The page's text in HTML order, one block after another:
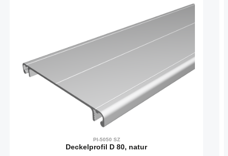
PI-5050 SZ
Deckelprofil D 80, natur